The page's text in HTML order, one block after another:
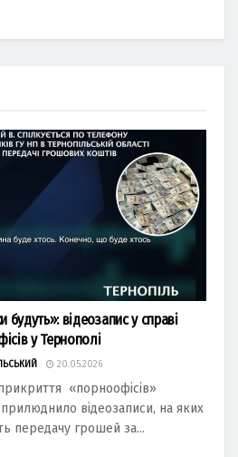
відеозапис у справі
у Тернополі
20.05.2026
«порноофісів»
відеозаписи, на яких
передачу грошей за...